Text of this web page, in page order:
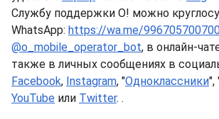
Службу поддержки О! можно
WhatsApp: https://wa.me/
@o_mobile_operator_bot, в онлайн-
также в личных сообщениях в
Facebook, Instagram, "Одноклассники",
YouTube или Twitter. .